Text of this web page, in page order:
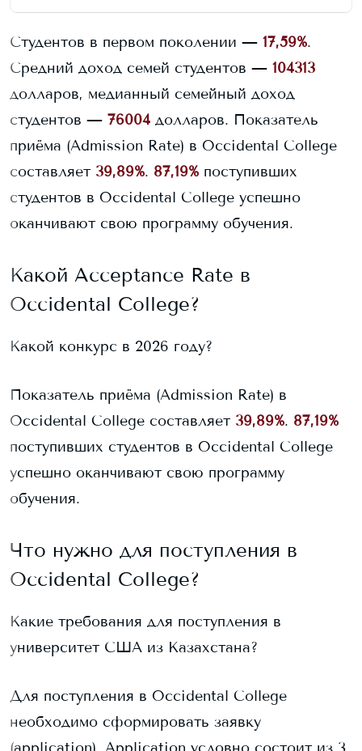
Студентов в первом поколении — 17,59%.
Средний доход семей студентов — 104313
долларов, медианный семейный доход
студентов — 76004 долларов. Показатель
приёма (Admission Rate) в Occidental College
составляет 39,89%. 87,19% поступивших
студентов в Occidental College успешно
оканчивают свою программу обучения.
Какой Acceptance Rate в
Occidental College?
Какой конкурс в 2026 году?
Показатель приёма (Admission Rate) в
Occidental College составляет 39,89%. 87,19%
поступивших студентов в Occidental College
успешно оканчивают свою программу
обучения.
Что нужно для поступления в
Occidental College?
Какие требования для поступления в
университет США из Казахстана?
Для поступления в Occidental College
необходимо сформировать заявку